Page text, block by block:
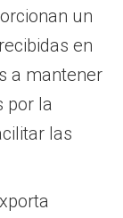
un
en
a mantener
por la
las